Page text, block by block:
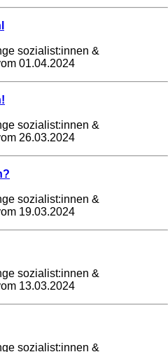
sozialist:innen &
01.04.2024
sozialist:innen &
26.03.2024
sozialist:innen &
19.03.2024
sozialist:innen &
13.03.2024
sozialist:innen &